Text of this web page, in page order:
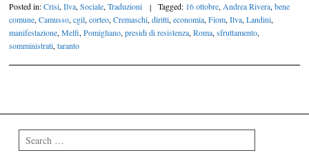
Posted in:Crisi,Ilva,Sociale,Traduzioni | Tagged: 16 ottobre,Andrea Rivera,bene
comune,Camusso,cgil,corteo,Cremaschi,diritti,economia,Fiom,Ilva,Landini,
manifestazione,Melfi,Pomigliano,presidi di resistenza,Roma,sfruttamento,
somministrati,taranto
Search